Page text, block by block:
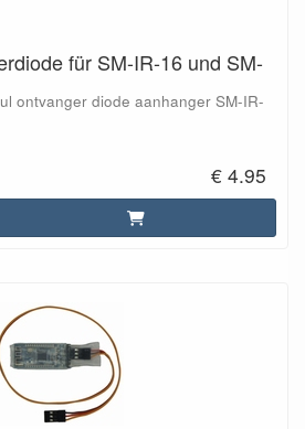
für SM-IR-16 und SM-
ontvanger diode aanhanger SM-IR-
€ 4.95